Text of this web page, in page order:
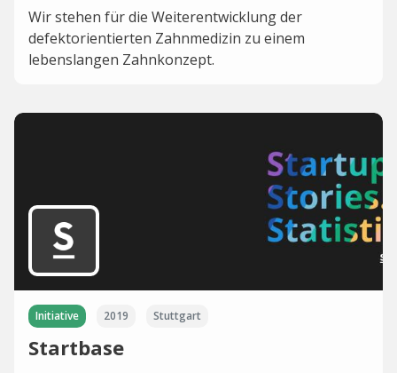
Wir stehen für die Weiterentwicklung der
defektorientierten Zahnmedizin zu einem
lebenslangen Zahnkonzept.
Initiative 2019 Stuttgart
Startbase